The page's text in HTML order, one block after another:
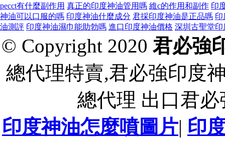
pecct有什麼副作用 真正的印度神油管用嗎 維c的作用和副作 印
神油可以口服的嗎 印度神油什麼成分 君採印度神油是正品嗎 印
油測評 印度神油濕巾能助勃嗎 進口印度神油價格 深圳古聖堂印
© Copyright 2020 君必強
總代理特賣,君必強印度
總代理 出口君
印度神油怎麼噴圖片| 印